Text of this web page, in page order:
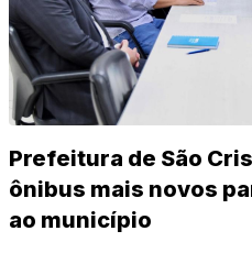
Prefeitura de São
ônibus mais novos
ao município